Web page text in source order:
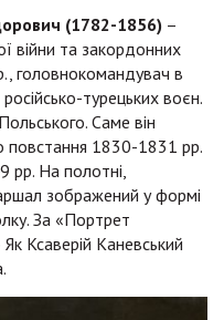
(1782-1856) –
війни та закордонних
головнокомандувач в
російсько-турецьких воєн.
Саме він
повстання 1830-1831 рр.
рр. На полотні,
зображений у формі
За «Портрет
Ксаверій Каневський